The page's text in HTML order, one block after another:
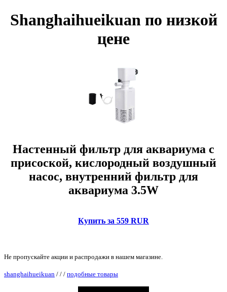
Shanghaihueikuan по низкой
цене
Настенный фильтр для аквариума с
присоской, кислородный воздушный
насос, внутренний фильтр для
аквариума 3.5W
Купить за 559 RUR
Не пропускайте акции и распродажи в нашем магазине.
shanghaihueikuan / / / подобные товары